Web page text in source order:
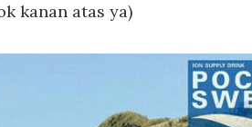
kanan atas ya)